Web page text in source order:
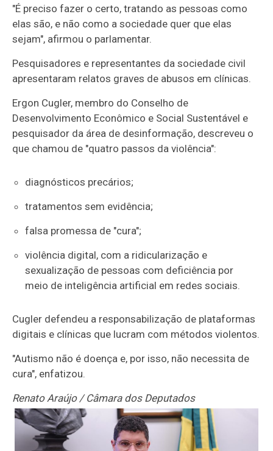
"É preciso fazer o certo, tratando as pessoas como
elas são, e não como a sociedade quer que elas
sejam", afirmou o parlamentar.
Pesquisadores e representantes da sociedade civil
apresentaram relatos graves de abusos em clínicas.
Ergon Cugler, membro do Conselho de
Desenvolvimento Econômico e Social Sustentável e
pesquisador da área de desinformação, descreveu o
que chamou de "quatro passos da violência":
diagnósticos precários;
tratamentos sem evidência;
falsa promessa de "cura";
violência digital, com a ridicularização e
sexualização de pessoas com deficiência por
meio de inteligência artificial em redes sociais.
Cugler defendeu a responsabilização de plataformas
digitais e clínicas que lucram com métodos violentos.
"Autismo não é doença e, por isso, não necessita de
cura", enfatizou.
Renato Araújo / Câmara dos Deputados